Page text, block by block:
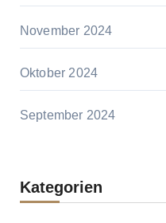
November 2024
Oktober 2024
September 2024
Kategorien